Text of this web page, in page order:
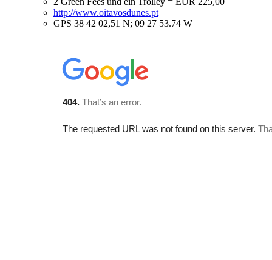
http://www.oitavosdunes.pt
GPS 38 42 02,51 N; 09 27 53.74 W